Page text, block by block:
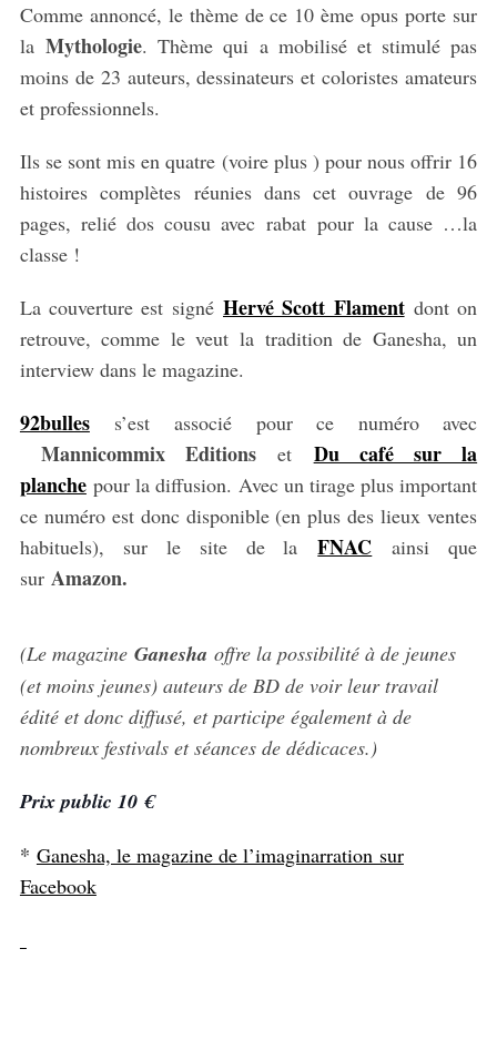
Comme annoncé, le thème de ce 10 ème opus porte sur
laMythologie. Thème qui a mobilisé et stimulé pas
moins de 23 auteurs, dessinateurs et coloristes amateurs
et professionnels.
Ils se sont mis en quatre (voire plus ) pour nous offrir 16
histoires complètes réunies dans cet ouvrage de 96
pages, relié dos cousu avec rabat pour la cause …la
classe !
La couverture est signé Hervé Scott Flamentdont on
retrouve, comme le veut la tradition de Ganesha, un
interview dans le magazine.
92bulless’est associé pour ce numéro avec
Mannicommix Editions et Du café sur la
planchepour la diffusion. Avec un tirage plus important
ce numéro est donc disponible (en plus des lieux ventes
habituels), sur le site de laFNAC ainsi que
sur Amazon.
(Le magazineGanesha offre la possibilité à de jeunes
(et moins jeunes) auteurs de BD de voir leur travail
édité et donc diffusé, et participe également à de
nombreux festivals et séances de dédicaces.)
Prix public 10 €
* Ganesha, le magazine de l’imaginarration sur
Facebook